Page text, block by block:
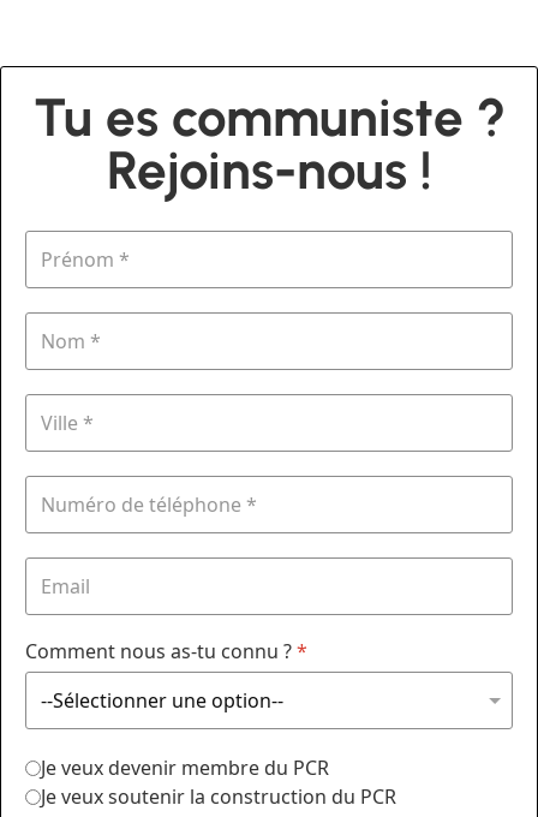
Tu es communiste ?
Rejoins-nous !
Comment nous as-tu connu ?*
Je veux devenir membre du PCR
Je veux soutenir la construction du PCR